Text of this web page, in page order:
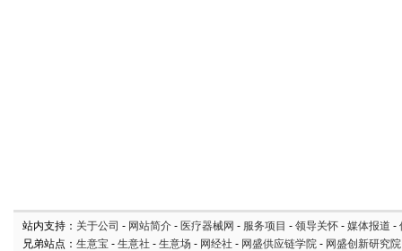
站内支持： 关于公司 - 网站简介 - 医疗器械网 - 服务项目 - 领导关怀 - 媒体报道 -
兄弟站点： 生意宝 - 生意社 - 生意场 - 网经社 - 网盛供应链学院 - 网盛创新研究院